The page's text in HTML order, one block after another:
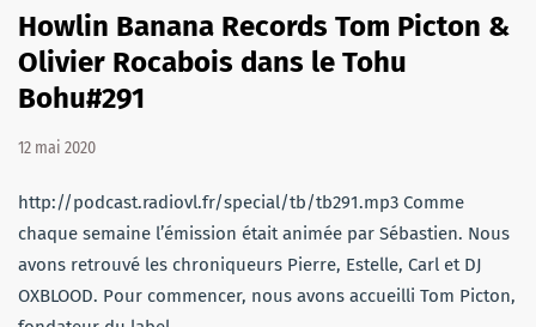
Howlin Banana Records Tom Picton &
Olivier Rocabois dans le Tohu
Bohu#291
12 mai 2020
http://podcast.radiovl.fr/special/tb/tb291.mp3 Comme
chaque semaine l’émission était animée par Sébastien. Nous
avons retrouvé les chroniqueurs Pierre, Estelle, Carl et DJ
OXBLOOD. Pour commencer, nous avons accueilli Tom Picton,